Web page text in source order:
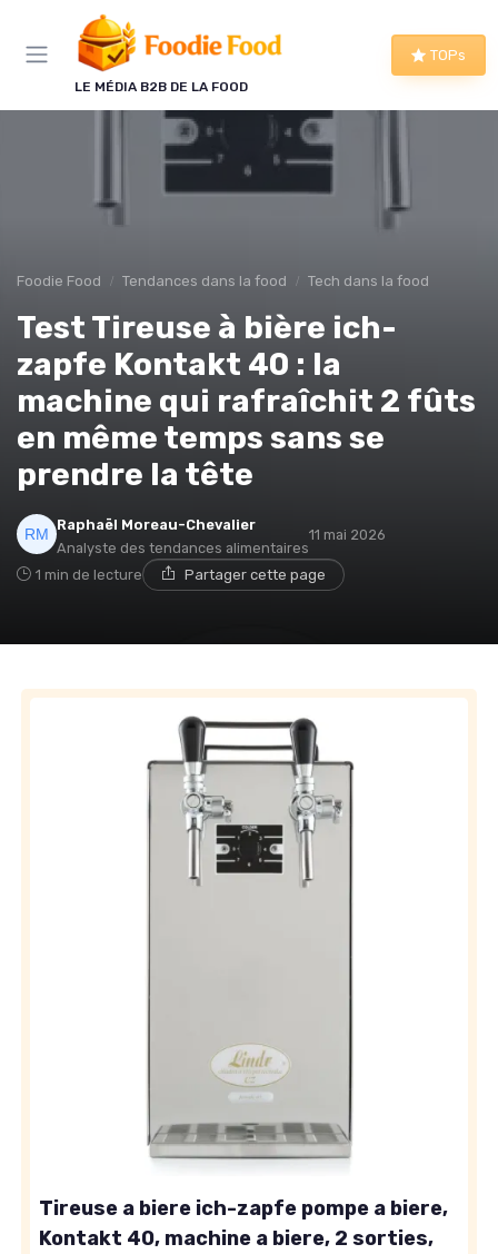
LE MÉDIA B2B DE LA FOOD
TOPs
Foodie Food Tendances dans la food Tech dans la food
Test Tireuse à bière ich-
zapfe Kontakt 40 : la
machine qui rafraîchit 2 fûts
en même temps sans se
prendre la tête
Raphaël Moreau-Chevalier
Analyste des tendances alimentaires
11 mai 2026
1 min de lecture Partager cette page
Tireuse a biere ich-zapfe pompe a biere,
Kontakt 40, machine a biere, 2 sorties,
Panneau de gestion des cookies